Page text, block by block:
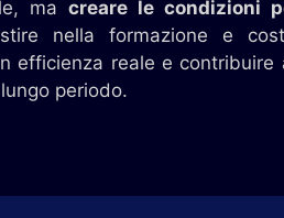
macreare le condizioni
nella formazione e
efficienza reale e contribuire
periodo.